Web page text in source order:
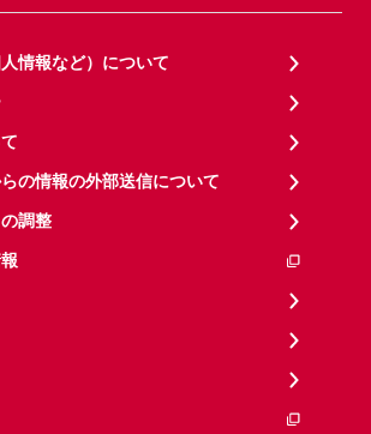
情報など）について
の情報の外部送信について
調整